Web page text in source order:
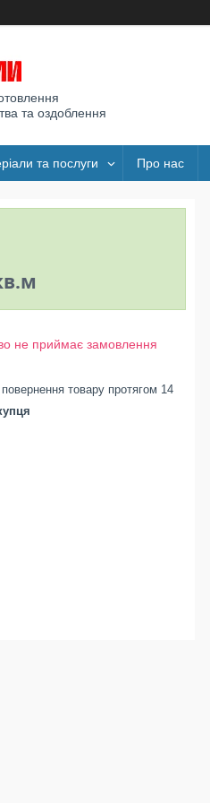
та оздоблення
та послуги Про нас
не приймає замовлення
повернення товару протягом 14